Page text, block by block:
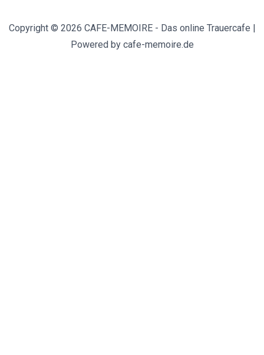
Copyright © 2026 CAFE-MEMOIRE - Das online Trauercafe |
Powered by cafe-memoire.de